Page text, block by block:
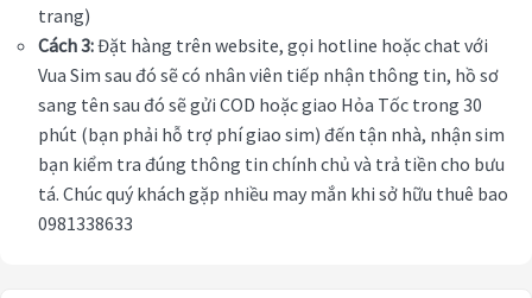
trang)
Cách 3:Đặt hàng trên website, gọi hotline hoặc chat với
Vua Sim sau đó sẽ có nhân viên tiếp nhận thông tin, hồ sơ
sang tên sau đó sẽ gửi COD hoặc giao Hỏa Tốc trong 30
phút (bạn phải hỗ trợ phí giao sim) đến tận nhà, nhận sim
bạn kiểm tra đúng thông tin chính chủ và trả tiền cho bưu
tá. Chúc quý khách gặp nhiều may mắn khi sở hữu thuê bao
0981338633